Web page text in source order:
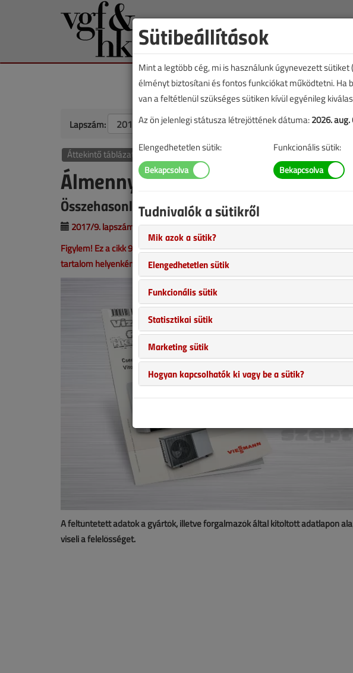
Lapszám:
Áttekintő táblázat
Álmennyezeti fan coilok
Összehasonlító táblázat
2017/9. lapszám | VGF&HKL online |
7809 |
Figylem! Ez a cikk 9 éve frissült utoljára. A benne szereplő információk mára
tartalom helyenként hiányos lehet (képek, táblázatok stb.).
A feltüntetett adatok a gyártók, illetve forgalmazók által kitöltött adatlapon
viseli a felelősséget.
Sütibeállítások
Mint a legtöbb cég, mi is használunk úgynevezett
élményt biztosítani és fontos funkciókat működtetni. Ha
van a feltétlenül szükséges sütiken kívül egyénileg
Az ön jelenlegi státusza létrejöttének dátuma:2026. aug.
Elengedhetetlen sütik: Funkcionális sütik:
Tudnivalók a sütikről
Mik azok a sütik?
Elengedhetetlen sütik
Funkcionális sütik
Statisztikai sütik
Marketing sütik
Hogyan kapcsolhatók ki vagy be a sütik?